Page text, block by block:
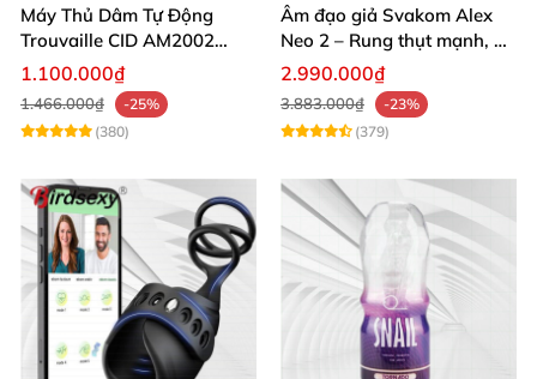
Máy Thủ Dâm Tự Động
Trouvaille CID AM2002
Mạnh Mẽ Dễ Lên Đỉnh
1.100.000₫
1.466.000₫
-25%
(380)
Âm đạo giả Svakom Alex
Neo 2 – Rung thụt mạnh, đa
năng, cải tiến mới
2.990.000₫
3.883.000₫
-23%
(379)